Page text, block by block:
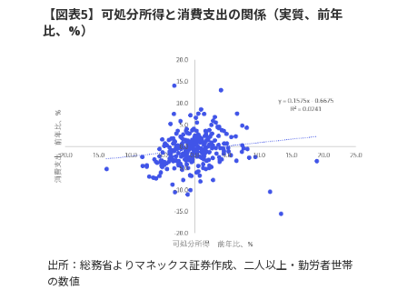
【図表5】可処分所得と消費支出の関係（実質、前年
比、%）
出所：総務省よりマネックス証券作成、二人以上・勤労者世帯
の数値